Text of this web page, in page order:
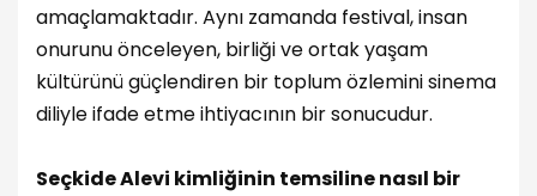
amaçlamaktadır. Aynı zamanda festival, insan
onurunu önceleyen, birliği ve ortak yaşam
kültürünü güçlendiren bir toplum özlemini sinema
diliyle ifade etme ihtiyacının bir sonucudur.
Seçkide Alevi kimliğinin temsiline nasıl bir